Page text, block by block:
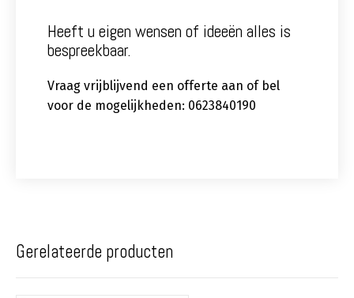
Heeft u eigen wensen of ideeën alles is
bespreekbaar.
Vraag vrijblijvend een offerte aan of bel
voor de mogelijkheden: 0623840190
Gerelateerde producten